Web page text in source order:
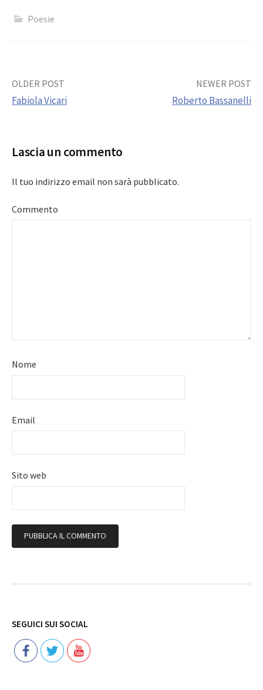
Poesie
Post
OLDER POST
Fabiola Vicari
NEWER POST
Roberto Bassanelli
Lascia un commento
Il tuo indirizzo email non sarà pubblicato.
Commento
Nome
Email
Sito web
SEGUICI SUI SOCIAL